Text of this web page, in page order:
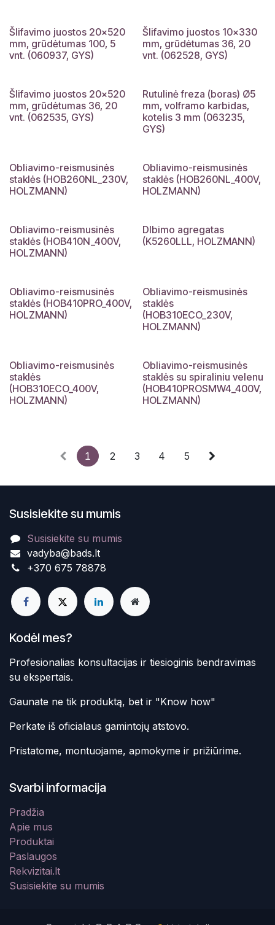
Šlifavimo juostos 20×520
mm, grūdėtumas 100, 5
vnt. (060937, GYS)
Šlifavimo juostos 10×330
mm, grūdėtumas 36, 20
vnt. (062528, GYS)
Šlifavimo juostos 20×520
mm, grūdėtumas 36, 20
vnt. (062535, GYS)
Rutulinė freza (boras) Ø5
mm, volframo karbidas,
kotelis 3 mm (063235,
GYS)
Obliavimo-reismusinės
staklės (HOB260NL_230V,
HOLZMANN)
Obliavimo-reismusinės
staklės (HOB260NL_400V,
HOLZMANN)
Obliavimo-reismusinės
staklės (HOB410N_400V,
HOLZMANN)
Dlbimo agregatas
(K5260LLL, HOLZMANN)
Obliavimo-reismusinės
staklės (HOB410PRO_400V,
HOLZMANN)
Obliavimo-reismusinės
staklės
(HOB310ECO_230V,
HOLZMANN)
Obliavimo-reismusinės
staklės
(HOB310ECO_400V,
HOLZMANN)
Obliavimo-reismusinės
staklės su spiraliniu velenu
(HOB410PROSMW4_400V,
HOLZMANN)
1 2 3 4 5
Susisiekite su mumis
Susisiekite su mumis
vadyba@bads.lt
+370 675 78878
Kodėl mes?
Profesionalias konsultacijas ir tiesioginis bendravimas
su ekspertais.
Gaunate ne tik produktą, bet ir "Know how"
Perkate iš oficialaus gamintojų atstovo.
Pristatome, montuojame, apmokyme ir prižiūrime.
Svarbi informacija
Pradžia
Apie mus
Produktai
Paslaugos
Rekvizitai.lt
Susisiekite su mumis